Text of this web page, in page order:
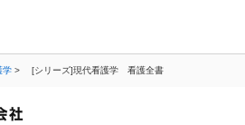
学 > [シリーズ]現代看護学 看護全書